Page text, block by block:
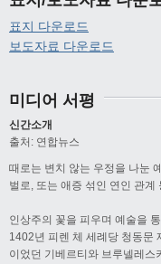
표지 다운로드
보도자료 다운로드
미디어 서평
신간소개
출처: 연합뉴스
때로는 변치 않는 우정을 나눈
벌로, 또는 애증 섞인 연인 관
인상주의 꽃을 피우며 예술을
1402년 피렌 체 세례당 청동문
이었던 기베르티와 브루넬레스